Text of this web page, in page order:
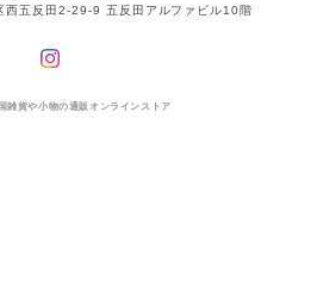
五反田2-29-9 五反田アルファビル10階
貨や小物の通販オンラインストア